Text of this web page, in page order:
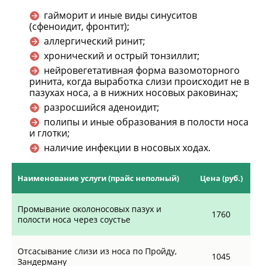
гайморит и иные виды синуситов
(сфеноидит, фронтит);
аллергический ринит;
хронический и острый тонзиллит;
нейровегетативная форма вазомоторного
ринита, когда выработка слизи происходит не в
пазухах носа, а в нижних носовых раковинах;
разросшийся аденоидит;
полипы и иные образования в полости носа
и глотки;
наличие инфекции в носовых ходах.
Наименование услуги (прайс неполный) Цена (руб.)
Промывание околоносовых пазух и
полости носа через соустье
1760
Отсасывание слизи из носа по Пройду,
Зандерману
1045